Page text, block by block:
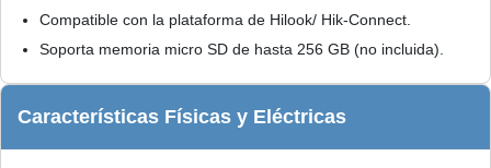
Compatible con la plataforma de Hilook/ Hik-Connect.
Soporta memoria micro SD de hasta 256 GB (no incluida).
Características Físicas y Eléctricas